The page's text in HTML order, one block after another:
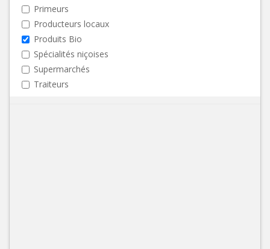
Primeurs
Producteurs locaux
Produits Bio
Spécialités niçoises
Supermarchés
Traiteurs